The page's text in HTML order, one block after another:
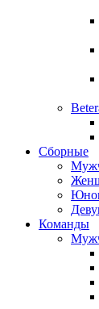
Сборные
Команды